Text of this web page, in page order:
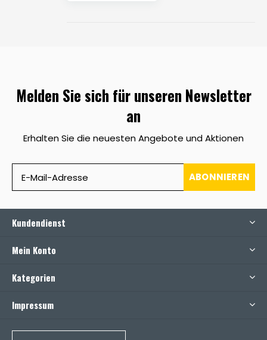
Melden Sie sich für unseren Newsletter
an
Erhalten Sie die neuesten Angebote und Aktionen
ABONNIEREN
Kundendienst
Mein Konto
Kategorien
Impressum